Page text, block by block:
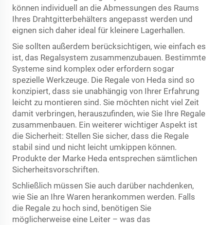
können individuell an die Abmessungen des Raums
Ihres Drahtgitterbehälters angepasst werden und
eignen sich daher ideal für kleinere Lagerhallen.
Sie sollten außerdem berücksichtigen, wie einfach es
ist, das Regalsystem zusammenzubauen. Bestimmte
Systeme sind komplex oder erfordern sogar
spezielle Werkzeuge. Die Regale von Heda sind so
konzipiert, dass sie unabhängig von Ihrer Erfahrung
leicht zu montieren sind. Sie möchten nicht viel Zeit
damit verbringen, herauszufinden, wie Sie Ihre Regale
zusammenbauen. Ein weiterer wichtiger Aspekt ist
die Sicherheit: Stellen Sie sicher, dass die Regale
stabil sind und nicht leicht umkippen können.
Produkte der Marke Heda entsprechen sämtlichen
Sicherheitsvorschriften.
Schließlich müssen Sie auch darüber nachdenken,
wie Sie an Ihre Waren herankommen werden. Falls
die Regale zu hoch sind, benötigen Sie
möglicherweise eine Leiter – was das